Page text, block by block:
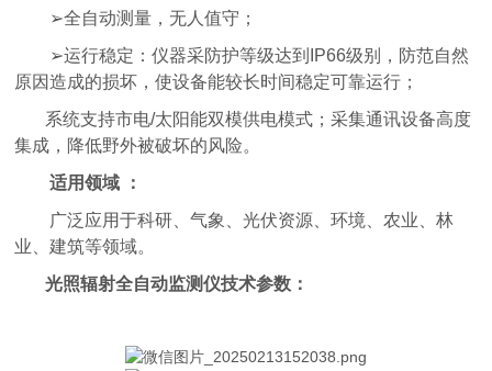
➢全自动测量，无人值守；
➢运行稳定：仪器采防护等级达到IP66级别，防范自然
原因造成的损坏，使设备能较长时间稳定可靠运行；
系统支持市电/太阳能双模供电模式；采集通讯设备高度
集成，降低野外被破坏的风险。
适用领域 ：
广泛应用于科研、气象、光伏资源、环境、农业、林
业、建筑等领域。
光照辐射全自动监测仪技术参数：